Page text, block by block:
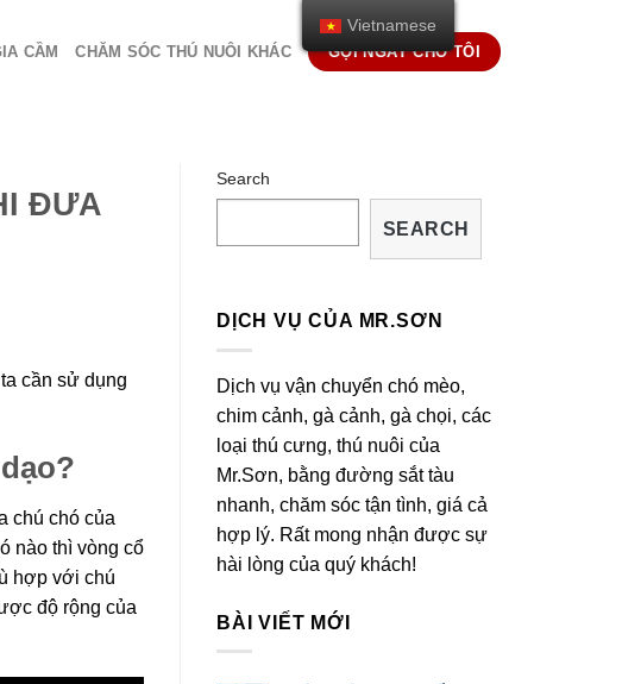
CẦM CHĂM SÓC THÚ NUÔI KHÁC GỌI NGAY CHO TÔI
ĐƯA
cần sử dụng
chú chó của
nào thì vòng cổ
hợp với chú
độ rộng của
Search
SEARCH
DỊCH VỤ CỦA MR.SƠN
Dịch vụ vận chuyển chó mèo,
chim cảnh, gà cảnh, gà chọi, các
loại thú cưng, thú nuôi của
Mr.Sơn, bằng đường sắt tàu
nhanh, chăm sóc tận tình, giá cả
hợp lý. Rất mong nhận được sự
hài lòng của quý khách!
BÀI VIẾT MỚI
Vietnamese